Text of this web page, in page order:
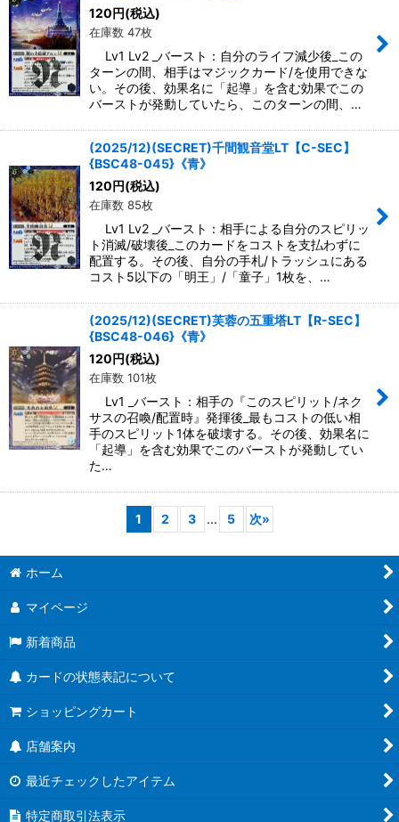
120 円(税込)
在庫数 47枚
Lv1 Lv2 _バースト：自分のライフ減少後_この
ターンの間、相手はマジックカード/を使用できな
い。その後、効果名に「起導」を含む効果でこの
バーストが発動していたら、このターンの間、…
(2025/12)(SECRET)千間観音堂LT【C-SEC】
{BSC48-045}《青》
120 円(税込)
在庫数 85枚
Lv1 Lv2 _バースト：相手による自分のスピリッ
ト消滅/破壊後_このカードをコストを支払わずに
配置する。その後、自分の手札/トラッシュにある
コスト5以下の「明王」/「童子」1枚を、…
(2025/12)(SECRET)芙蓉の五重塔LT【R-SEC】
{BSC48-046}《青》
120 円(税込)
在庫数 101枚
Lv1 _バースト：相手の『このスピリット/ネク
サスの召喚/配置時』発揮後_最もコストの低い相
手のスピリット1体を破壊する。その後、効果名に
「起導」を含む効果でこのバーストが発動してい
た…
1 2 3 ... 5 次»
ホーム
マイページ
新着商品
カードの状態表記について
ショッピングカート
店舗案内
最近チェックしたアイテム
特定商取引法表示